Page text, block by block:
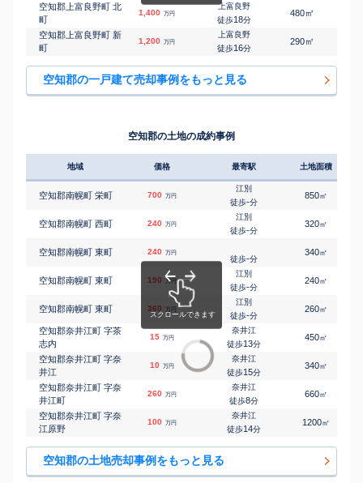
空知郡上富良野町 北
町
1,400 万円
上富良野
徒歩18分
480㎡
空知郡上富良野町 新
町
1,200 万円
上富良野
徒歩16分
290㎡
空知郡の一戸建て売却事例をもっと見る
空知郡の土地の成約事例
地域 価格 最寄駅 土地面積
空知郡南幌町 栄町 700 万円
江別
徒歩-分
850㎡
空知郡南幌町 西町 240 万円
江別
徒歩-分
320㎡
空知郡南幌町 東町 240 万円
徒歩-分
340㎡
空知郡南幌町 東町 190 万円
江別
徒歩-分
240㎡
空知郡南幌町 東町 360 万円
江別
徒歩-分
260㎡
空知郡奈井江町 字茶
志内
15 万円
奈井江
徒歩13分
450㎡
空知郡奈井江町 字奈
井江
10 万円
奈井江
徒歩15分
340㎡
空知郡奈井江町 字奈
井江町
260 万円
奈井江
徒歩8分
660㎡
空知郡奈井江町 字奈
江原野
100 万円
奈井江
徒歩14分
1200㎡
空知郡の土地売却事例をもっと見る